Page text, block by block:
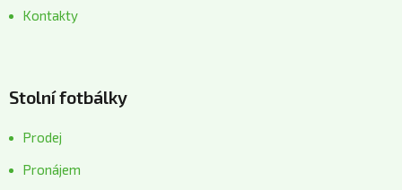
Kontakty
Stolní fotbálky
Prodej
Pronájem